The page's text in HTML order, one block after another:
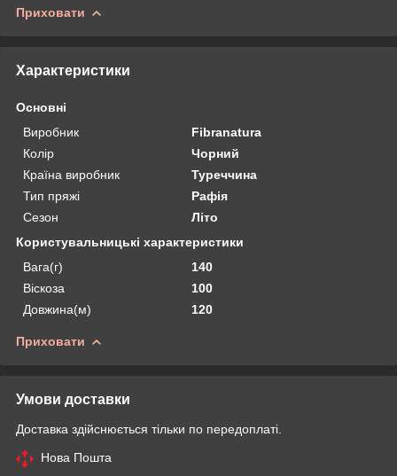
Приховати
Характеристики
Основні
Виробник
Fibranatura
Колір
Чорний
Країна виробник
Туреччина
Тип пряжі
Рафія
Сезон
Літо
Користувальницькі характеристики
Вага(г)
140
Віскоза
100
Довжина(м)
120
Приховати
Умови доставки
Доставка здійснюється тільки по передоплаті.
Нова Пошта